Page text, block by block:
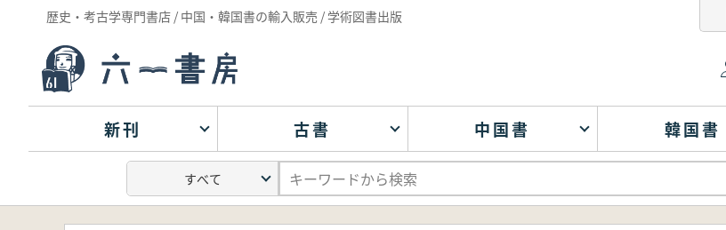
歴史・考古学専門書店 / 中国・韓国書の輸入販売 / 学術図書出版
新刊 古書 中国書 韓国書